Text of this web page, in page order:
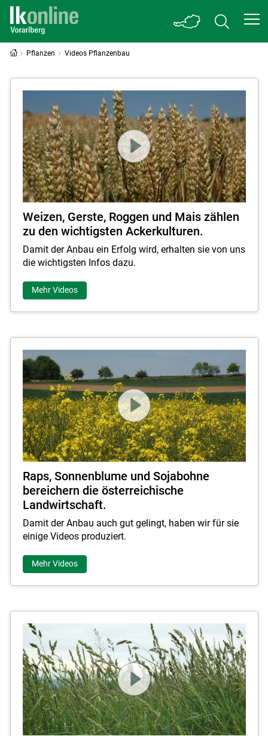
Skip to main content
Pflanzen Videos Pflanzenbau
Mehr Videos
Weizen, Gerste, Roggen und Mais zählen
zu den wichtigsten Ackerkulturen.
Damit der Anbau ein Erfolg wird, erhalten sie von uns
die wichtigsten Infos dazu.
Mehr Videos
Raps, Sonnenblume und Sojabohne
bereichern die österreichische
Landwirtschaft.
Damit der Anbau auch gut gelingt, haben wir für sie
einige Videos produziert.